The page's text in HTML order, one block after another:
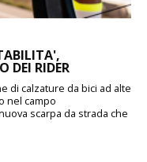
DEI RIDER
di calzature da bici ad alte
nel campo
scarpa da strada che